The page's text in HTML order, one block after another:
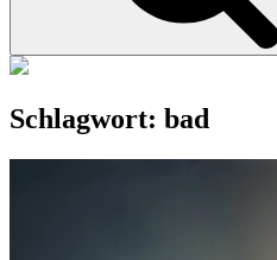
Schlagwort: bad